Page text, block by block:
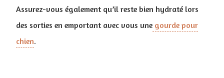
Assurez-vous également qu’il reste bien hydraté lors
des sorties en emportant avec vous une gourde pour
chien.